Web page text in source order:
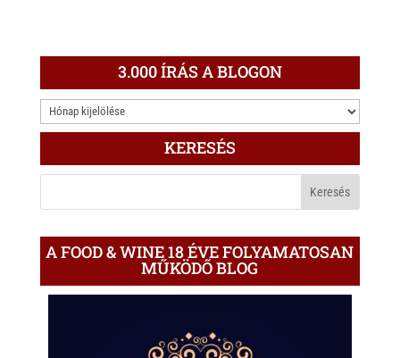
3.000 ÍRÁS A BLOGON
3.000
ÍRÁS
KERESÉS
A FOOD & WINE 18 ÉVE FOLYAMATOSAN
MŰKÖDŐ BLOG